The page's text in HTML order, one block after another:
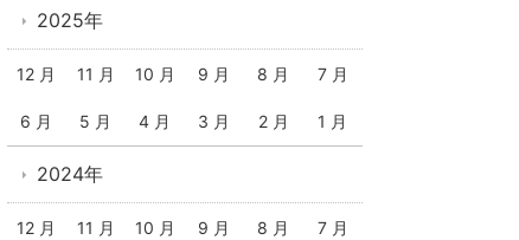
2025年
12 月 11 月 10 月 9 月 8 月 7 月
6 月 5 月 4 月 3 月 2 月 1 月
2024年
12 月 11 月 10 月 9 月 8 月 7 月